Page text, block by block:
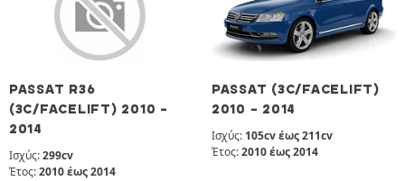
PASSAT R36
(3C/FACELIFT) 2010 -
2014
Ισχύς:299cv
Έτος:2010 έως 2014
PASSAT (3C/FACELIFT)
2010 - 2014
Ισχύς: 105cv έως 211cv
Έτος:2010 έως 2014